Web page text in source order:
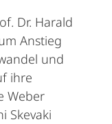
Dr. Harald
Anstieg
und
ihre
Weber
Skevaki